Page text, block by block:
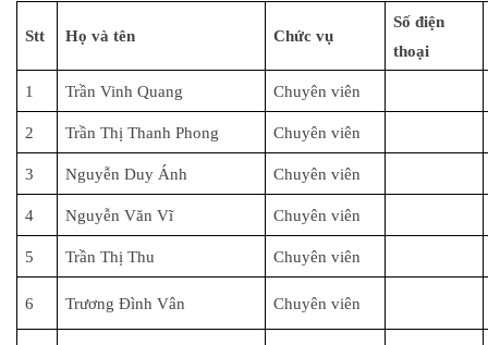
Stt Họ và tên Chức vụ
Số điện
thoại
1 Trần Vinh Quang Chuyên viên
2 Trần Thị Thanh Phong Chuyên viên
3 Nguyễn Duy Ánh Chuyên viên
4 Nguyễn Văn Vĩ Chuyên viên
5 Trần Thị Thu Chuyên viên
6 Trương Đình Vân Chuyên viên